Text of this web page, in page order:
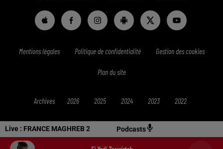
Live : FRANCE MAGHREB 2 Podcasts
Mentions légales Politique de confidentialité Gestion des cookies
Plan du site
Archives 2026 2025 2024 2023 2022